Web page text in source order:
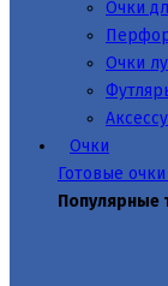
Очки
Очки
Очки
Готовые очки
Популярные